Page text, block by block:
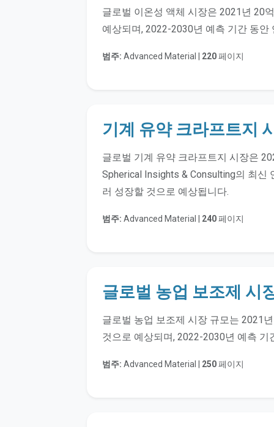
글로벌 이온성 액체 시장은 2021년 20
예상되며, 2022-2030년 예측 기간 동안
범주: Advanced Material | 220페이지
기계 유약 크라프트지
글로벌 기계 유약 크라프트지 시장은
Spherical Insights & Consulting의 최신
러 성장할 것으로 예상됩니다.
범주: Advanced Material | 240페이지
글로벌 농업 보조제 시
글로벌 농업 보조제 시장 규모는 2021
것으로 예상되며, 2022-2030년 예측 기
범주: Advanced Material | 250페이지